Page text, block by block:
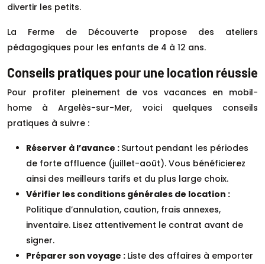
divertir les petits.
La Ferme de Découverte propose des ateliers
pédagogiques pour les enfants de 4 à 12 ans.
Conseils pratiques pour une location réussie
Pour profiter pleinement de vos vacances en mobil-
home à Argelès-sur-Mer, voici quelques conseils
pratiques à suivre :
Réserver à l’avance : Surtout pendant les périodes
de forte affluence (juillet-août). Vous bénéficierez
ainsi des meilleurs tarifs et du plus large choix.
Vérifier les conditions générales de location :
Politique d’annulation, caution, frais annexes,
inventaire. Lisez attentivement le contrat avant de
signer.
Préparer son voyage : Liste des affaires à emporter